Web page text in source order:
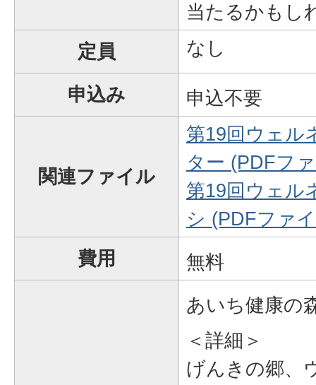
当たるかもし
定員
なし
申込み 申込不要
関連ファイル
第19回ウェル
ター (PDFフ
第19回ウェル
シ (PDFファ
費用
無料
あいち健康の
＜詳細＞
げんきの郷、